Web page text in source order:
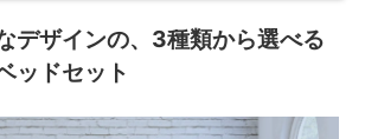
デザインの、3種類から選べる
ッドセット